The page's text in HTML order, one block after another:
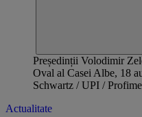
Președinții Volodimir
Oval al Casei Albe, 18
Schwartz / UPI /
Actualitate